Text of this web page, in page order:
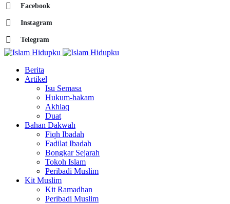
Facebook
Instagram
Telegram
Berita
Artikel
Isu Semasa
Hukum-hakam
Akhlaq
Duat
Bahan Dakwah
Fiqh Ibadah
Fadilat Ibadah
Bongkar Sejarah
Tokoh Islam
Peribadi Muslim
Kit Muslim
Kit Ramadhan
Peribadi Muslim